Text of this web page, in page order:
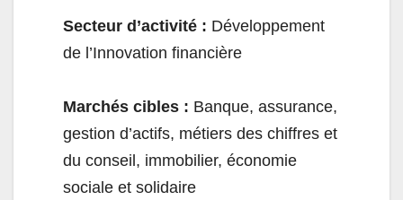
Secteur d’activité : Développement
de l’Innovation financière
Marchés cibles : Banque, assurance,
gestion d’actifs, métiers des chiffres et
du conseil, immobilier, économie
sociale et solidaire